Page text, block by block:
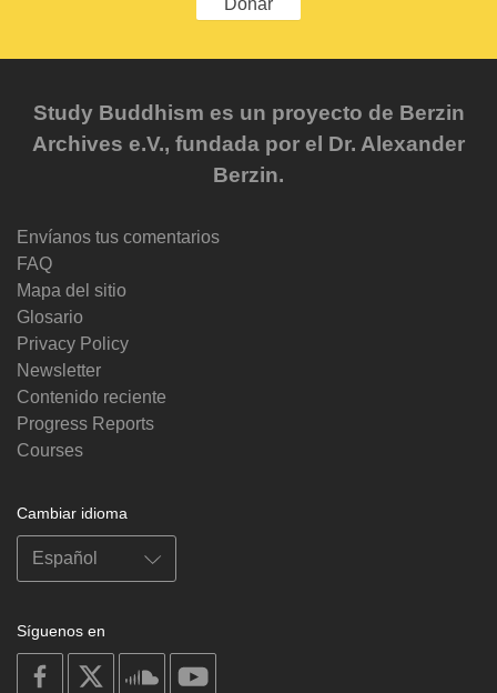
Study Buddhism es un proyecto de Berzin
Archives e.V., fundada por el Dr. Alexander
Berzin.
Envíanos tus comentarios
FAQ
Mapa del sitio
Glosario
Privacy Policy
Newsletter
Contenido reciente
Progress Reports
Courses
Cambiar idioma
Síguenos en
on
facebook
soundcloud